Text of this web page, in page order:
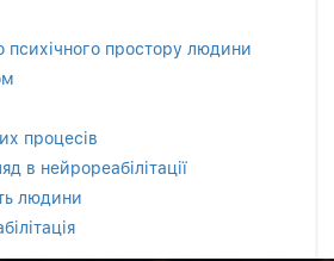
психічного простору людини
процесів
в нейрореабілітації
людини